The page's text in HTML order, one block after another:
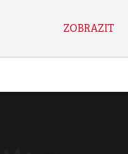
ZOBRAZIT